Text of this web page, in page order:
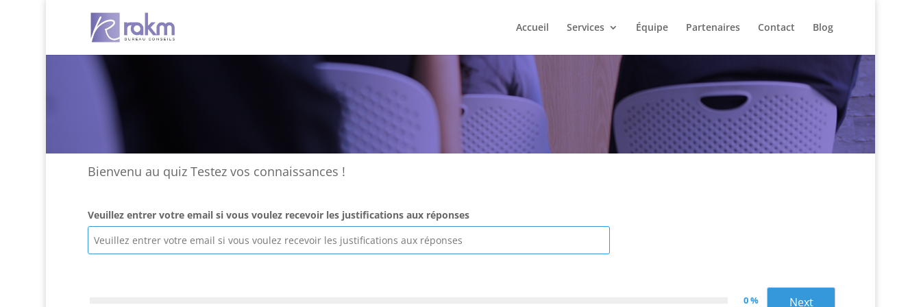
Accueil Services Équipe Partenaires Contact Blog
Bienvenu au quiz Testez vos connaissances !
Veuillez entrer votre email si vous voulez recevoir les justifications aux réponses
0 % Next